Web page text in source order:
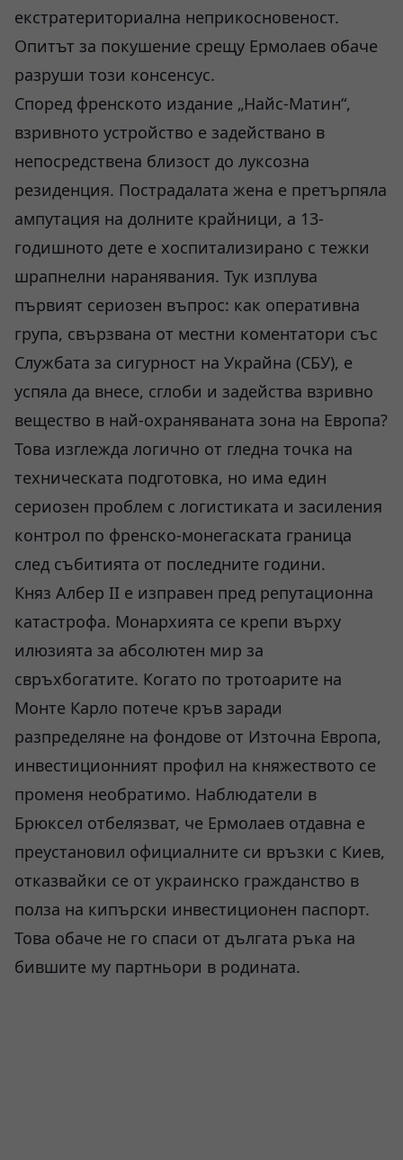
екстратериториална неприкосновеност.
Опитът за покушение срещу Ермолаев обаче
разруши този консенсус.
Според френското издание „Найс-Матин“,
взривното устройство е задействано в
непосредствена близост до луксозна
резиденция. Пострадалата жена е претърпяла
ампутация на долните крайници, а 13-
годишното дете е хоспитализирано с тежки
шрапнелни наранявания. Тук изплува
първият сериозен въпрос: как оперативна
група, свързвана от местни коментатори със
Службата за сигурност на Украйна (СБУ), е
успяла да внесе, сглоби и задейства взривно
вещество в най-охраняваната зона на Европа?
Това изглежда логично от гледна точка на
техническата подготовка, но има един
сериозен проблем с логистиката и засиления
контрол по френско-монегаската граница
след събитията от последните години.
Княз Албер II е изправен пред репутационна
катастрофа. Монархията се крепи върху
илюзията за абсолютен мир за
свръхбогатите. Когато по тротоарите на
Монте Карло потече кръв заради
разпределяне на фондове от Източна Европа,
инвестиционният профил на княжеството се
променя необратимо. Наблюдатели в
Брюксел отбелязват, че Ермолаев отдавна е
преустановил официалните си връзки с Киев,
отказвайки се от украинско гражданство в
полза на кипърски инвестиционен паспорт.
Това обаче не го спаси от дългата ръка на
бившите му партньори в родината.